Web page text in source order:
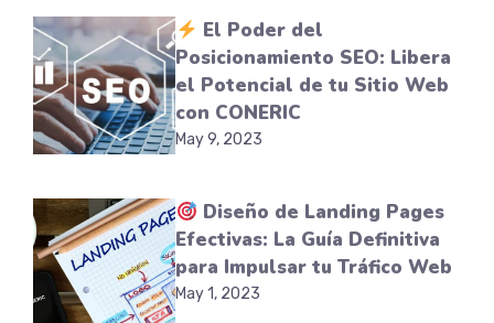
El Poder del
Posicionamiento SEO: Libera
el Potencial de tu Sitio Web
con CONERIC
May 9, 2023
Diseño de Landing Pages
Efectivas: La Guía Definitiva
para Impulsar tu Tráfico Web
May 1, 2023